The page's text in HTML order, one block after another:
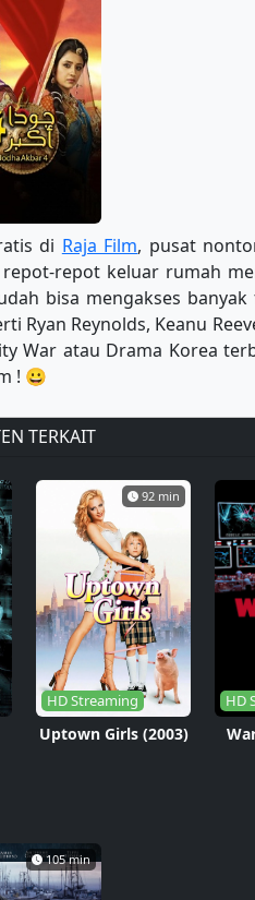
di Raja Film, pusat
repot keluar rumah
bisa mengakses
Reynolds, Keanu
War atau Drama Korea
! 😀
TERKAIT
92 min
HD Streaming
Uptown Girls (2003)
HD
105 min